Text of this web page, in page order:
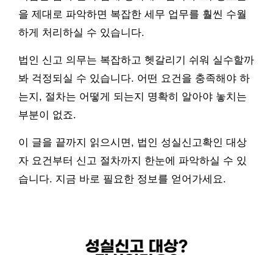
을 제대로 파악하면 복잡한 세무 업무를 훨씬 수월
하게 처리하실 수 있습니다.
법인 신고 의무는 복잡하고 헷갈리기 쉬워 실수할까
봐 걱정되실 수 있습니다. 어떤 요건을 충족해야 하
는지, 절차는 어떻게 되는지 명확히 알아야 놓치는
부분이 없죠.
이 글을 끝까지 읽으시면, 법인 성실신고확인 대상
자 요건부터 신고 절차까지 한눈에 파악하실 수 있
습니다. 지금 바로 필요한 정보를 얻어가세요.